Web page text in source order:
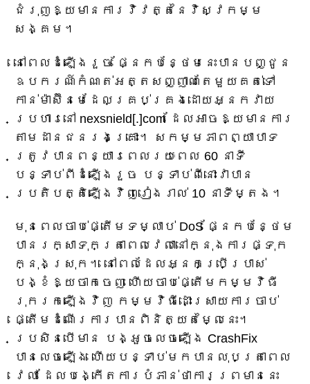
ជំរុញឱ្យមានការវិវត្តនៃវិស្វកម្ម
សង្គម។
នៅពេលដំឡើងរួច ផ្នែកបន្ថែមនេះបានបញ្ជូន
ឧបករណ៍កំណត់អត្តសញ្ញាណតែមួយគត់ទៅ
កាន់ម៉ាស៊ីនមេដែលគ្រប់គ្រងដោយអ្នកវាយ
ប្រហារនៅ nexsnield[.]com ដែលអាចឱ្យមានការ
តាមដានជនរងគ្រោះ។ សកម្មភាពព្យាបាទ
ត្រូវបានពន្យារពេលរយៈពេល 60 នាទី
បន្ទាប់ពីដំឡើងរួច បន្ទាប់ពីនោះវាបាន
ប្រតិបត្តិឡើងវិញរៀងរាល់ 10 នាទីម្តង។
មុនពេលចាប់ផ្តើមទម្លាប់ DoS ផ្នែកបន្ថែម
បានរក្សាទុកត្រាពេលវេលានៅក្នុងការផ្ទុក
ក្នុងស្រុក។ នៅពេលដែលអ្នកប្រើប្រាស់
បង្ខំឱ្យចាកចេញ ហើយចាប់ផ្តើមកម្មវិធី
រុករកឡើងវិញ កម្មវិធីដោះស្រាយការចាប់
ផ្តើមដំណើរការបានពិនិត្យតម្លៃនេះ។
ប្រសិនបើមាន បង្អួចលេចឡើង CrashFix
បានលេចឡើង ហើយបន្ទាប់មកបានលុបត្រាពេល
វេលា ដែលបង្កើតការបំភាន់ថាការព្រមាននេះ